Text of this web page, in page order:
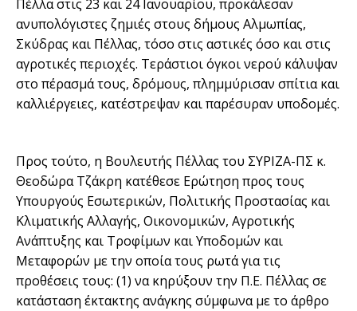
Πέλλα στις 23 και 24 Ιανουαρίου, προκάλεσαν
ανυπολόγιστες ζημιές στους δήμους Αλμωπίας,
Σκύδρας και Πέλλας, τόσο στις αστικές όσο και στις
αγροτικές περιοχές. Τεράστιοι όγκοι νερού κάλυψαν
στο πέρασμά τους, δρόμους, πλημμύρισαν σπίτια και
καλλιέργειες, κατέστρεψαν και παρέσυραν υποδομές.
Προς τούτο, η Βουλευτής Πέλλας του ΣΥΡΙΖΑ-ΠΣ κ.
Θεοδώρα Τζάκρη κατέθεσε Ερώτηση προς τους
Υπουργούς Εσωτερικών, Πολιτικής Προστασίας και
Κλιματικής Αλλαγής, Οικονομικών, Αγροτικής
Ανάπτυξης και Τροφίμων και Υποδομών και
Μεταφορών με την οποία τους ρωτά για τις
προθέσεις τους: (1) να κηρύξουν την Π.Ε. Πέλλας σε
κατάσταση έκτακτης ανάγκης σύμφωνα με το άρθρο